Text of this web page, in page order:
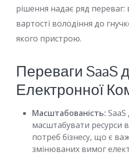
рішення надає ряд переваг:
вартості володіння до
якого пристрою.
Переваги SaaS
Електронної
Масштабованість:
масштабувати ресурси
потреб бізнесу, що є
змінюваних вимог